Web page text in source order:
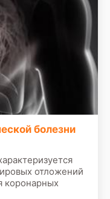
болезни
отложений
коронарных